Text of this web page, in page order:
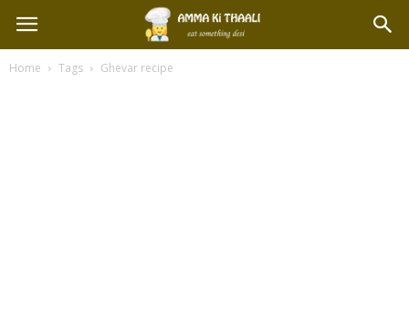
Home Tags Ghevar recipe